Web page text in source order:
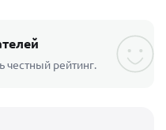
честный рейтинг.